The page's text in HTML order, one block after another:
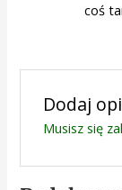
coś
Dodaj
Musisz się